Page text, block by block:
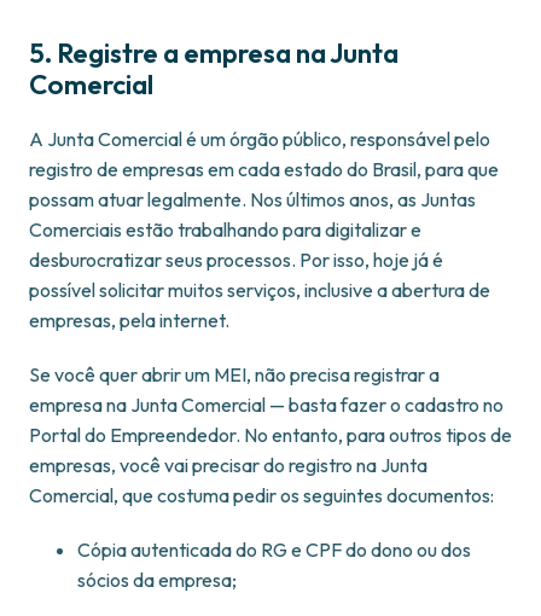
5. Registre a empresa na Junta
Comercial
A Junta Comercial é um órgão público, responsável pelo
registro de empresas em cada estado do Brasil, para que
possam atuar legalmente. Nos últimos anos, as Juntas
Comerciais estão trabalhando para digitalizar e
desburocratizar seus processos. Por isso, hoje já é
possível solicitar muitos serviços, inclusive a abertura de
empresas, pela internet.
Se você quer abrir um MEI, não precisa registrar a
empresa na Junta Comercial — basta fazer o cadastro no
Portal do Empreendedor. No entanto, para outros tipos de
empresas, você vai precisar do registro na Junta
Comercial, que costuma pedir os seguintes documentos:
Cópia autenticada do RG e CPF do dono ou dos
sócios da empresa;